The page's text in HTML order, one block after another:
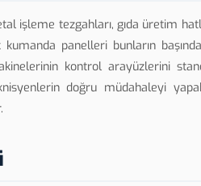
işleme tezgahları, gıda üretim
panelleri bunların
kontrol arayüzlerini
doğru müdahaleyi